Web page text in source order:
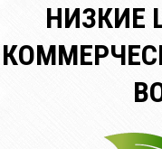
НИЗКИЕ